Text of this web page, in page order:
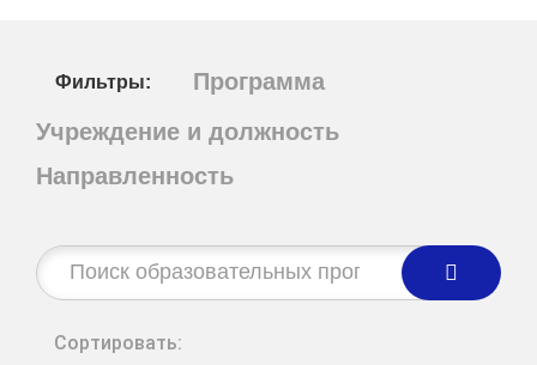
Фильтры:
Программа
Учреждение и должность
Направленность
Строка
поиска:
Сортировать: